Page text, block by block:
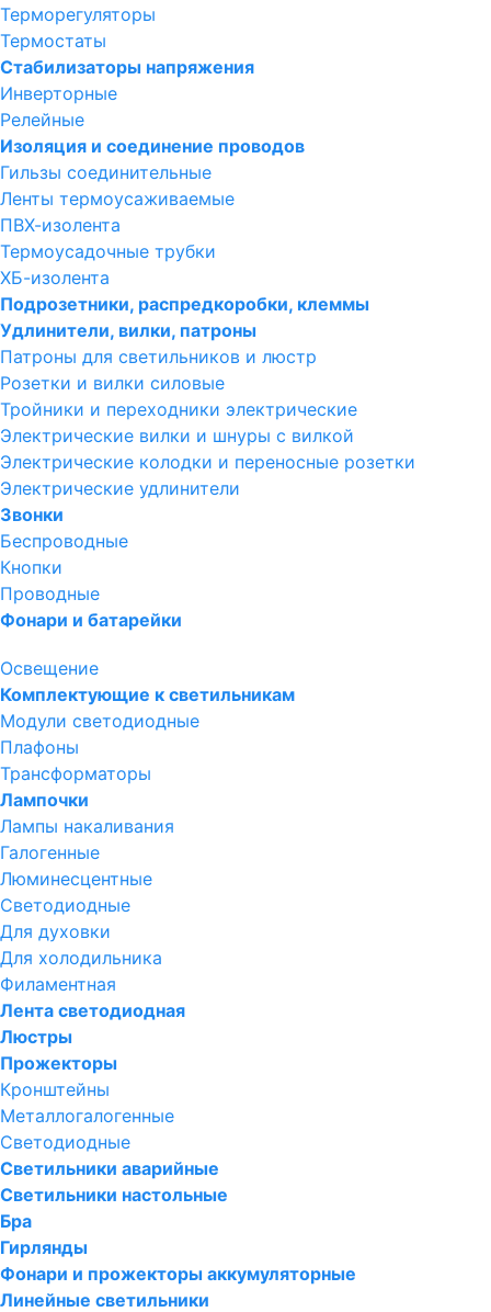
Терморегуляторы
Термостаты
Стабилизаторы напряжения
Инверторные
Релейные
Изоляция и соединение проводов
Гильзы соединительные
Ленты термоусаживаемые
ПВХ-изолента
Термоусадочные трубки
ХБ-изолента
Подрозетники, распредкоробки, клеммы
Удлинители, вилки, патроны
Патроны для светильников и люстр
Розетки и вилки силовые
Тройники и переходники электрические
Электрические вилки и шнуры с вилкой
Электрические колодки и переносные розетки
Электрические удлинители
Звонки
Беспроводные
Кнопки
Проводные
Фонари и батарейки
Освещение
Комплектующие к светильникам
Модули светодиодные
Плафоны
Трансформаторы
Лампочки
Лампы накаливания
Галогенные
Люминесцентные
Светодиодные
Для духовки
Для холодильника
Филаментная
Лента светодиодная
Люстры
Прожекторы
Кронштейны
Металлогалогенные
Светодиодные
Светильники аварийные
Светильники настольные
Бра
Гирлянды
Фонари и прожекторы аккумуляторные
Линейные светильники